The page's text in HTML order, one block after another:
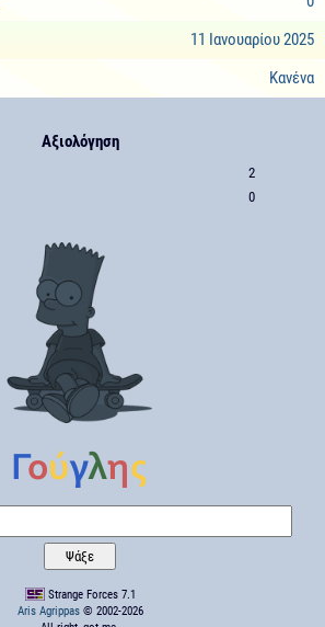
11 Ιανουαρίου 2025
Κανένα
Αξιολόγηση
2
0
Strange Forces 7.1
Aris Agrippas© 2002-2026